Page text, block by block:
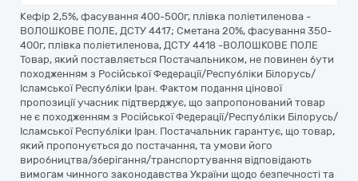
Кефір 2,5%, фасування 400-500г, плівка поліетиленова -
ВОЛОШКОВЕ ПОЛЕ, ДСТУ 4417; Сметана 20%, фасування 350-
400г, плівка поліетиленова, ДСТУ 4418 -ВОЛОШКОВЕ ПОЛЕ
Товар, який поставляється Постачальником, не повинен бути
походженням з Російської Федерації/Республіки Білорусь/
Ісламської Республіки Іран. Фактом подання цінової
пропозиції учасник підтверджує, що запропонований товар
не є походженням з Російської Федерації/Республіки Білорусь/
Ісламської Республіки Іран. Постачальник гарантує, що товар,
який пропонується до постачання, та умови його
виробництва/зберігання/транспортування відповідають
вимогам чинного законодавства України щодо безпечності та